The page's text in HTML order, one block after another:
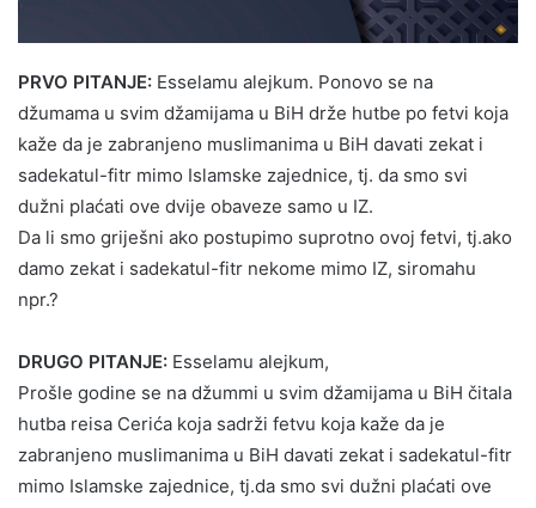
PRVO PITANJE: Esselamu alejkum. Ponovo se na
džumama u svim džamijama u BiH drže hutbe po fetvi koja
kaže da je zabranjeno muslimanima u BiH davati zekat i
sadekatul-fitr mimo Islamske zajednice, tj. da smo svi
dužni plaćati ove dvije obaveze samo u IZ.
Da li smo griješni ako postupimo suprotno ovoj fetvi, tj.ako
damo zekat i sadekatul-fitr nekome mimo IZ, siromahu
npr.?
DRUGO PITANJE: Esselamu alejkum,
Prošle godine se na džummi u svim džamijama u BiH čitala
hutba reisa Cerića koja sadrži fetvu koja kaže da je
zabranjeno muslimanima u BiH davati zekat i sadekatul-fitr
mimo Islamske zajednice, tj.da smo svi dužni plaćati ove